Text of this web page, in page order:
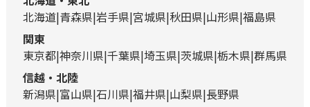
北海道 青森県 岩手県 宮城県 秋田県 山形県 福島県
関東
東京都 神奈川県 千葉県 埼玉県 茨城県 栃木県 群馬県
信越・北陸
新潟県 富山県 石川県 福井県 山梨県 長野県